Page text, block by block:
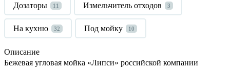
Дозаторы
11 Измельчитель отходов 3
На кухню 32 Под мойку 10
Описание
Бежевая угловая мойка «Липси» российской компании